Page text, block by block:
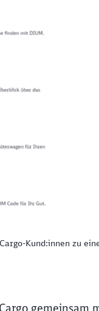
Kund:innen zu
gemeinsam